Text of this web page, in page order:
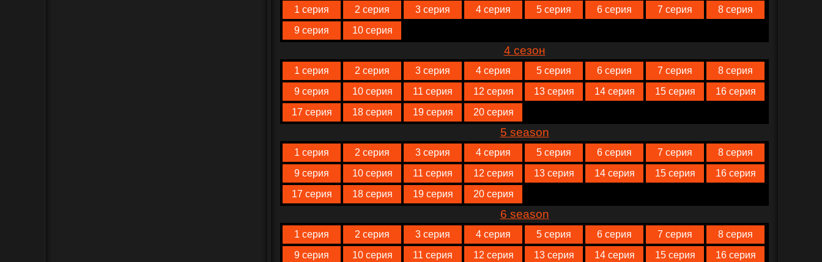
1 серия 2 серия 3 серия 4 серия 5 серия 6 серия 7 серия
8 серия
9 серия
10 серия
4 сезон
1 серия 2 серия 3 серия 4 серия 5 серия 6 серия 7 серия
8 серия
9 серия
10 серия 11 серия 12 серия 13 серия 14 серия 15 серия
16 серия
17 серия
18 серия 19 серия 20 серия
5 season
1 серия 2 серия 3 серия 4 серия 5 серия 6 серия 7 серия
8 серия
9 серия
10 серия 11 серия 12 серия 13 серия 14 серия 15 серия
16 серия
17 серия
18 серия 19 серия 20 серия
6 season
1 серия 2 серия 3 серия 4 серия 5 серия 6 серия 7 серия
8 серия
9 серия
10 серия 11 серия 12 серия 13 серия 14 серия 15 серия
16 серия